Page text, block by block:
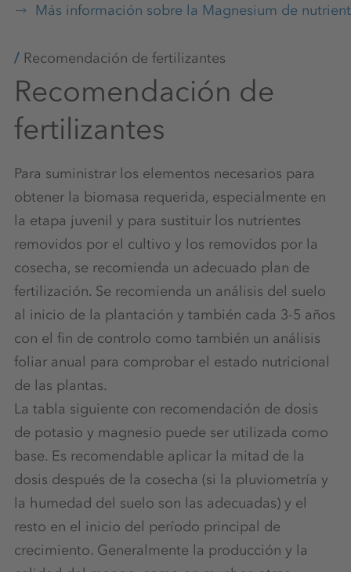
Más información sobre la Magnesium de
Recomendación de fertilizantes
Recomendación de
fertilizantes
Para suministrar los elementos necesarios para
obtener la biomasa requerida, especialmente en
la etapa juvenil y para sustituir los nutrientes
removidos por el cultivo y los removidos por la
cosecha, se recomienda un adecuado plan de
fertilización. Se recomienda un análisis del suelo
al inicio de la plantación y también cada 3-5 años
con el fin de controlo como también un análisis
foliar anual para comprobar el estado nutricional
de las plantas.
La tabla siguiente con recomendación de dosis
de potasio y magnesio puede ser utilizada como
base. Es recomendable aplicar la mitad de la
dosis después de la cosecha (si la pluviometría y
la humedad del suelo son las adecuadas) y el
resto en el inicio del período principal de
crecimiento. Generalmente la producción y la